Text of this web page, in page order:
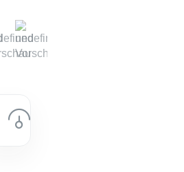
Leistung (PS)
150 PS (110 kW)